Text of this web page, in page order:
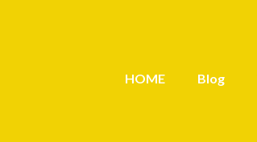
HOME Blog